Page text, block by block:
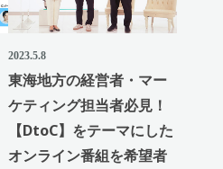
2023.5.8
東海地方の経営者・マー
ケティング担当者必見！
【DtoC】をテーマにした
オンライン番組を希望者